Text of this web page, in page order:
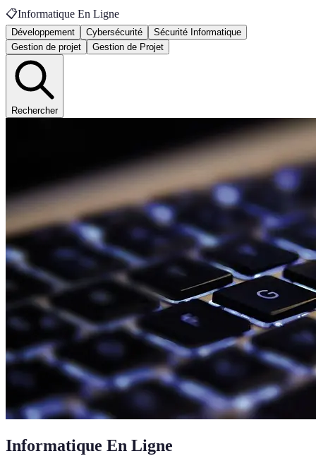
📋Informatique En Ligne
Développement Cybersécurité
Sécurité Informatique
Gestion de projet
Gestion de Projet
Rechercher
Informatique En Ligne